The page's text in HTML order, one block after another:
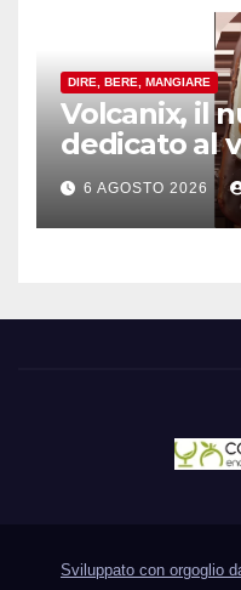
DIRE, BERE, MANGIARE
Volcanix, il
dedicato al
è nato a
6 AGOSTO 2026
Sviluppato con orgoglio